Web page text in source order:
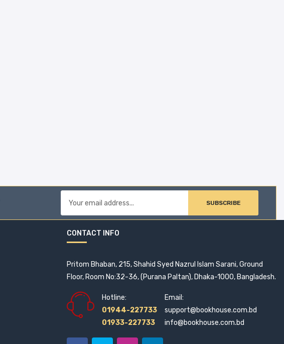
SUBSCRIBE
CONTACT INFO
Pritom Bhaban, 215, Shahid Syed Nazrul Islam Sarani, Ground
Floor, Room No:32-36, (Purana Paltan), Dhaka-1000, Bangladesh.
Hotline:
01944-227733
01933-227733
Email:
support@bookhouse.com.bd
info@bookhouse.com.bd